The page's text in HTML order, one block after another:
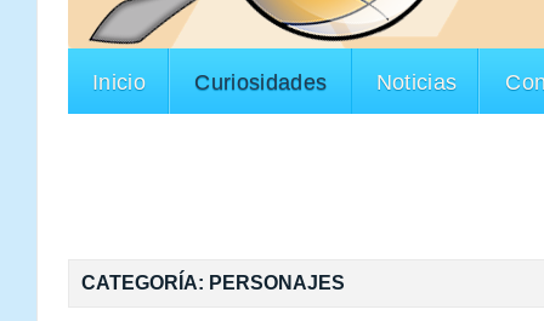
Inicio Curiosidades Noticias
CATEGORÍA: PERSONAJES